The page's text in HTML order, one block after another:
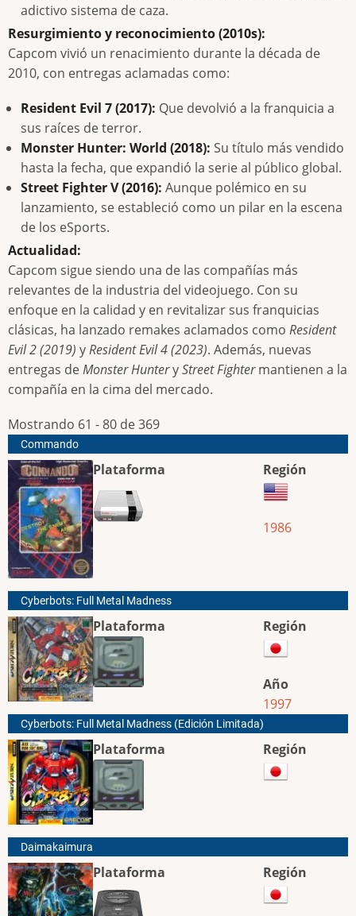
adictivo sistema de caza.
Resurgimiento y reconocimiento (2010s):
Capcom vivió un renacimiento durante la década de
2010, con entregas aclamadas como:
Resident Evil 7 (2017): Que devolvió a la franquicia a
sus raíces de terror.
Monster Hunter: World (2018): Su título más vendido
hasta la fecha, que expandió la serie al público global.
Street Fighter V (2016): Aunque polémico en su
lanzamiento, se estableció como un pilar en la escena
de los eSports.
Actualidad:
Capcom sigue siendo una de las compañías más
relevantes de la industria del videojuego. Con su
enfoque en la calidad y en revitalizar sus franquicias
clásicas, ha lanzado remakes aclamados como Resident
Evil 2 (2019) yResident Evil 4 (2023). Además, nuevas
entregas deMonster HunteryStreet Fightermantienen a la
compañía en la cima del mercado.
Mostrando 61 - 80 de 369
Commando
Plataforma Región
1986
Cyberbots: Full Metal Madness
Plataforma Región
Año
1997
Cyberbots: Full Metal Madness (Edición Limitada)
Plataforma Región
Daimakaimura
Plataforma Región